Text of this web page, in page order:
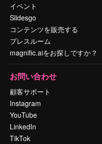
イベント
Slidesgo
コンテンツを販売する
プレスルーム
magnific.aiをお探しですか？
お問い合わせ
顧客サポート
Instagram
YouTube
LinkedIn
TikTok